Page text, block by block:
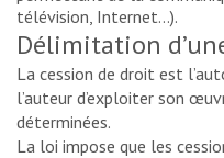
télévision, Internet…).
Délimitation
La cession de droit est
l’auteur d’exploiter son
déterminées.
La loi impose que les